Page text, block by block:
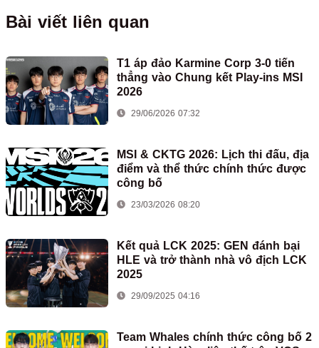
Bài viết liên quan
T1 áp đảo Karmine Corp 3-0 tiến
thẳng vào Chung kết Play-ins MSI
2026
29/06/2026 07:32
MSI & CKTG 2026: Lịch thi đấu, địa
điểm và thể thức chính thức được
công bố
23/03/2026 08:20
Kết quả LCK 2025: GEN đánh bại
HLE và trở thành nhà vô địch LCK
2025
29/09/2025 04:16
Team Whales chính thức công bố 2